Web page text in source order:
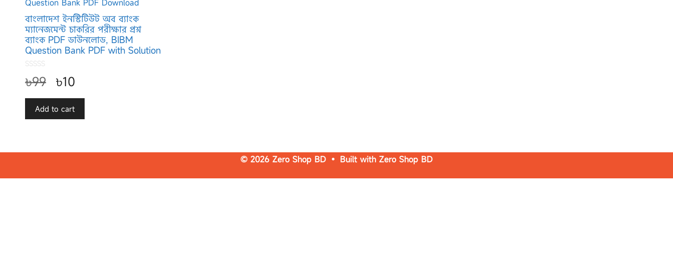
বাংলাদেশ ইনস্টিটিউট অব ব্যাংক
ম্যানেজমেন্ট চাকরির পরীক্ষার প্রশ্ন
ব্যাংক PDF ডাউনলোড, BIBM
Question Bank PDF with Solution
o
u
o
৳99 ৳10
Add to cart
© 2026 Zero Shop BD • Built with Zero Shop BD